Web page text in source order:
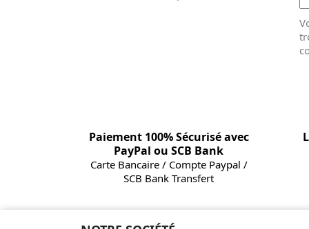
Paiement 100% Sécurisé avec
PayPal ou SCB Bank
Carte Bancaire / Compte Paypal /
SCB Bank Transfert